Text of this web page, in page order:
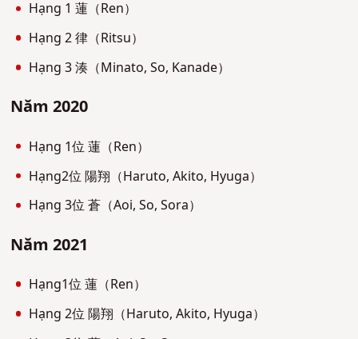
Hạng 1 蓮（Ren）
Hạng 2 律（Ritsu）
Hạng 3 湊（Minato, So, Kanade）
Năm 2020
Hạng 1位 蓮（Ren）
Hạng2位 陽翔（Haruto, Akito, Hyuga）
Hạng 3位 蒼（Aoi, So, Sora）
Năm 2021
Hạng1位 蓮（Ren）
Hạng 2位 陽翔（Haruto, Akito, Hyuga）